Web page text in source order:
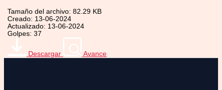
Tamaño del archivo: 82.29 KB
Creado: 13-06-2024
Actualizado: 13-06-2024
Golpes: 37
Descargar Avance